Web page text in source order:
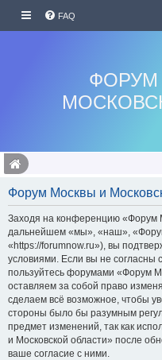
FAQ
Форум Москвы и
Заходя на конференцию «Форум
дальнейшем «мы», «наш»,
«https://forumnow.ru»), вы
условиями. Если вы не согласны
пользуйтесь форумами «Форум
оставляем за собой право
сделаем всё возможное, чтобы
стороны было бы разумным
предмет изменений, так как
и Московской области» после
ваше согласие с ними.